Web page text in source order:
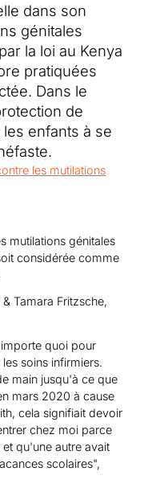
dans son
génitales
la loi au Kenya
pratiquées
Dans le
de
enfants à se
mutilations génitales
considérée comme
Tamara Fritzsche,
quoi pour
soins infirmiers.
main jusqu'à ce que
mars 2020 à cause
cela signifiait devoir
chez moi parce
qu'une autre avait
scolaires",